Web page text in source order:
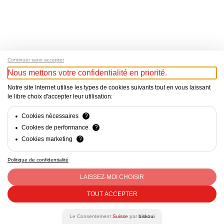
Mentions Légales - Responsable du site web : Cercle Suisse
des Administratrices c/o CVCI, Avenue d’Ouchy 47, Lausanne
- CHE-290.363.452 - contact@csda.ch
Continuer sans accepter
Nous mettons votre confidentialité en priorité.
Notre site Internet utilise les types de cookies suivants tout en vous laissant
le libre choix d'accepter leur utilisation:
Cookies nécessaires
?
Cookies de performance
?
Cookies marketing
?
Politique de confidentialité
LAISSEZ-MOI CHOISIR
TOUT ACCEPTER
Le Consentement Suisse par biskoui